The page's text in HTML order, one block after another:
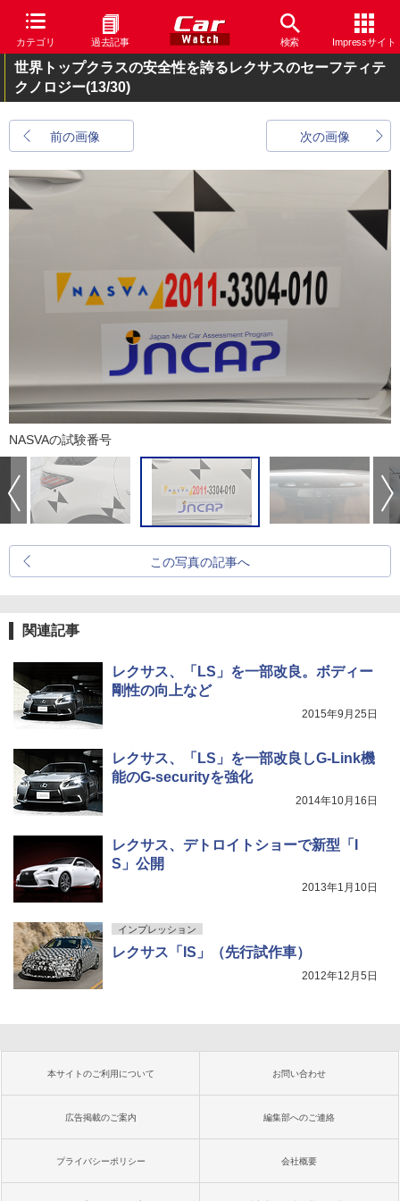
カテゴリ 過去記事 検索 Impressサイト
世界トップクラスの安全性を誇るレクサスのセーフティテ
クノロジー(13/30)
前の画像 次の画像
NASVAの試験番号
この写真の記事へ
関連記事
レクサス、「LS」を一部改良。ボディー
剛性の向上など
2015年9月25日
レクサス、「LS」を一部改良しG-Link機
能のG-securityを強化
2014年10月16日
レクサス、デトロイトショーで新型「I
S」公開
2013年1月10日
インプレッション
レクサス「IS」（先行試作車）
2012年12月5日
本サイトのご利用について お問い合わせ
広告掲載のご案内 編集部へのご連絡
プライバシーポリシー 会社概要